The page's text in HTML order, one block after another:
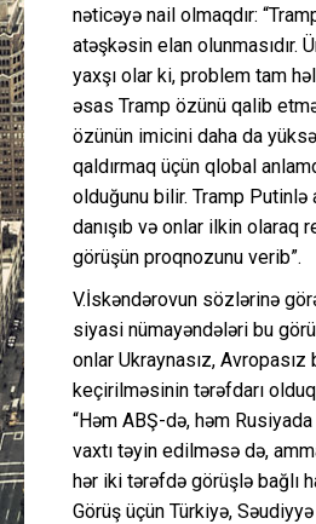
nəticəyə nail olmaqdır:
atəşkəsin elan olunmasıdır.
yaxşı olar ki, problem tam
əsas Tramp özünü qalib
özünün imicini daha da
qaldırmaq üçün qlobal
olduğunu bilir. Tramp Putinlə
danışıb və onlar ilkin olaraq
görüşün proqnozunu verib”.
V.İskəndərovun sözlərinə
siyasi nümayəndələri bu
onlar Ukraynasız, Avropasız
keçirilməsinin tərəfdarı
“Həm ABŞ-də, həm
vaxtı təyin edilməsə də,
hər iki tərəfdə görüşlə bağlı
Görüş üçün Türkiyə,